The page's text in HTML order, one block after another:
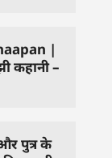
|
कहानी –
पुत्र के